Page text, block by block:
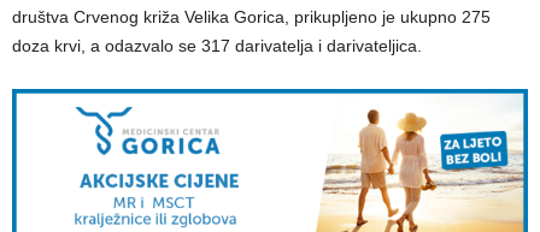
društva Crvenog križa Velika Gorica, prikupljeno je ukupno 275
doza krvi, a odazvalo se 317 darivatelja i darivateljica.